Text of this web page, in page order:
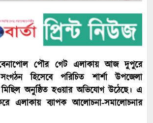
বেনাপোল পৌর গেট এলাকায় আজ দুপুরে
হিসেবে পরিচিত শার্শা উপজেলা
মিছিল অনুষ্ঠিত হওয়ার অভিযোগ উঠেছে। এ
এলাকায় ব্যাপক আলোচনা-সমালোচনার